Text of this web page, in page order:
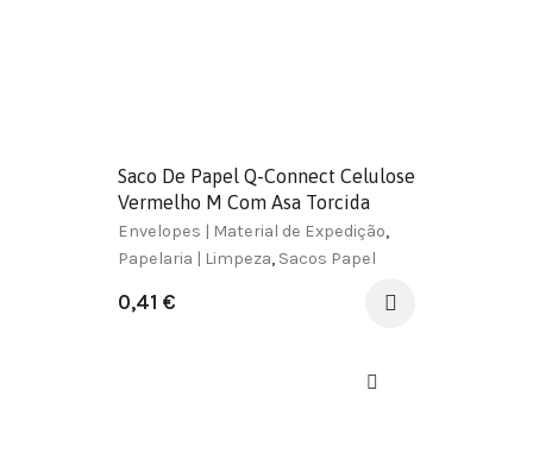
Saco De Papel Q-Connect Celulose
Vermelho M Com Asa Torcida
270X370X12 Mm
Envelopes | Material de Expedição,
Papelaria | Limpeza, Sacos Papel
0,41 €